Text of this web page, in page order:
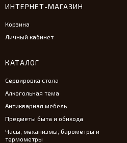
ИНТЕРНЕТ-МАГАЗИН
Корзина
Личный кабинет
КАТАЛОГ
Сервировка стола
Алкогольная тема
Антикварная мебель
Предметы быта и обихода
Часы, механизмы, барометры и
термометры